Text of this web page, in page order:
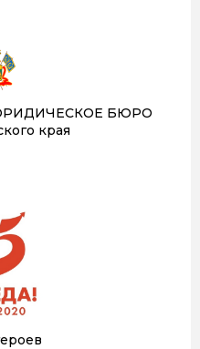
БЮРО
края